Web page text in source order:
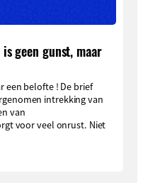
geen gunst, maar
een belofte ! De brief
intrekking van
van
voor veel onrust. Niet